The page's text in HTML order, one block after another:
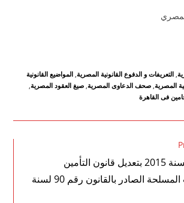
, التعريفات و الدفوع القانونية المصرية, المواضيع القانونية
المصرية, صحف الدعاوى المصرية, صيغ العقود المصرية,
فى القاهرة
القانون رقم 122 لسنة 2015 بتعديل قانون التأمين
والمعاشات للقوات المسلحة الصادر بالقانون رقم 90 لسنة